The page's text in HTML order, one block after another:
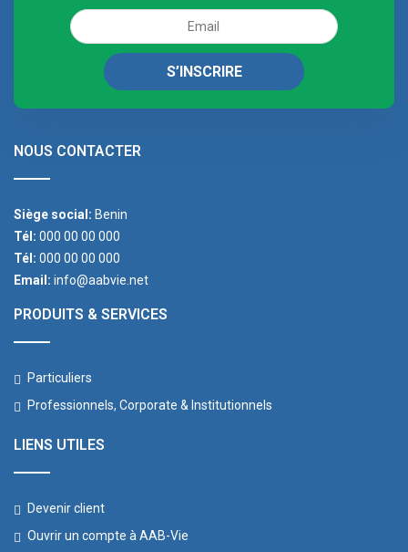
NOUS CONTACTER
Siège social: Benin
Tél: 000 00 00 000
Tél: 000 00 00 000
Email: info@aabvie.net
PRODUITS & SERVICES
Particuliers
Professionnels, Corporate & Institutionnels
LIENS UTILES
Devenir client
Ouvrir un compte à AAB-Vie